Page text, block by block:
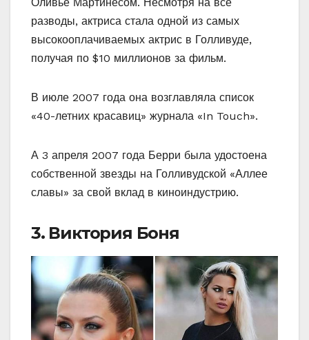
разводы, актриса стала одной из самых
высокооплачиваемых актрис в Голливуде,
получая по $10 миллионов за фильм.
В июле 2007 года она возглавляла список
«40-летних красавиц» журнала «In Touch».
А 3 апреля 2007 года Берри была удостоена
собственной звезды на Голливудской «Аллее
славы» за свой вклад в киноиндустрию.
3. Виктория Боня